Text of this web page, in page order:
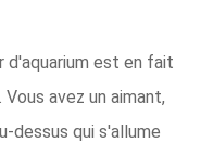
d'aquarium est en fait
Vous avez un aimant,
dessus qui s'allume